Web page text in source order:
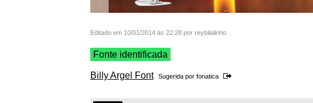
Editado em 10/01/2014 às 22:28 por reybilalinho
Fonte identificada
Billy Argel Font Sugerida por fonatica